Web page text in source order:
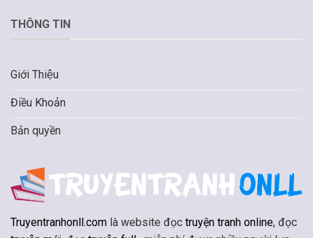
THÔNG TIN
Giới Thiệu
Điều Khoản
Bản quyền
Truyentranhonll.com là website đọc truyện tranh online, đọc